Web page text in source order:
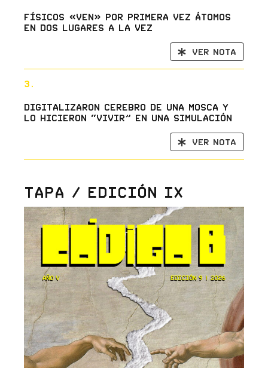
Físicos «ven» por primera vez átomos
en dos lugares a la vez
Ver nota
3.
Digitalizaron cerebro de una mosca y
lo hicieron “vivir” en una simulación
Ver nota
Tapa / Edición IX